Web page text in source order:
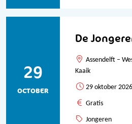
De
29
OCTOBER
Assendelft –
Kaaik
29 oktober
Gratis
Jongeren